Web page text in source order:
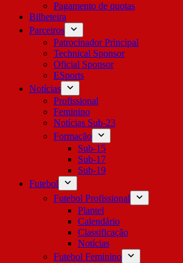
Pagamento de quotas
Bilheteira
Parceiros
Patrocinador Principal
Technical Sponsor
Oficial Sponsor
ESports
Notícias
Profissional
Feminino
Notícias Sub-23
Formação
Sub-15
Sub-17
Sub-19
Futebol
Futebol Profissional
Plantel
Calendário
Classificação
Notícias
Futebol Feminino